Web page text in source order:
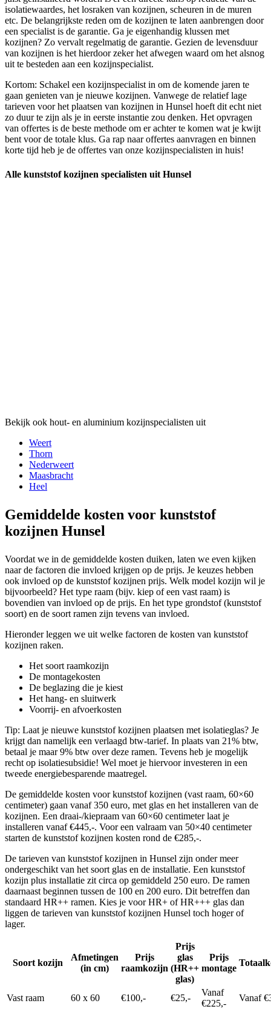
isolatiewaardes, het losraken van kozijnen, scheuren in de muren
etc. De belangrijkste reden om de kozijnen te laten aanbrengen door
een specialist is de garantie. Ga je eigenhandig klussen met
kozijnen? Zo vervalt regelmatig de garantie. Gezien de levensduur
van kozijnen is het hierdoor zeker het afwegen waard om het alsnog
uit te besteden aan een kozijnspecialist.
Kortom: Schakel een kozijnspecialist in om de komende jaren te
gaan genieten van je nieuwe kozijnen. Vanwege de relatief lage
tarieven voor het plaatsen van kozijnen in Hunsel hoeft dit echt niet
zo duur te zijn als je in eerste instantie zou denken. Het opvragen
van offertes is de beste methode om er achter te komen wat je kwijt
bent voor de totale klus. Ga rap naar offertes aanvragen en binnen
korte tijd heb je de offertes van onze kozijnspecialisten in huis!
Alle kunststof kozijnen specialisten uit Hunsel
Bekijk ook hout- en aluminium kozijnspecialisten uit
Weert
Thorn
Nederweert
Maasbracht
Heel
Gemiddelde kosten voor kunststof
kozijnen Hunsel
Voordat we in de gemiddelde kosten duiken, laten we even kijken
naar de factoren die invloed krijgen op de prijs. Je keuzes hebben
ook invloed op de kunststof kozijnen prijs. Welk model kozijn wil je
bijvoorbeeld? Het type raam (bijv. kiep of een vast raam) is
bovendien van invloed op de prijs. En het type grondstof (kunststof
soort) en de soort ramen zijn tevens van invloed.
Hieronder leggen we uit welke factoren de kosten van kunststof
kozijnen raken.
Het soort raamkozijn
De montagekosten
De beglazing die je kiest
Het hang- en sluitwerk
Voorrij- en afvoerkosten
Tip: Laat je nieuwe kunststof kozijnen plaatsen met isolatieglas? Je
krijgt dan namelijk een verlaagd btw-tarief. In plaats van 21% btw,
betaal je maar 9% btw over deze ramen. Tevens heb je mogelijk
recht op isolatiesubsidie! Wel moet je hiervoor investeren in een
tweede energiebesparende maatregel.
De gemiddelde kosten voor kunststof kozijnen (vast raam, 60×60
centimeter) gaan vanaf 350 euro, met glas en het installeren van de
kozijnen. Een draai-/kiepraam van 60×60 centimeter laat je
installeren vanaf €445,-. Voor een valraam van 50×40 centimeter
starten de kunststof kozijnen kosten rond de €285,-.
De tarieven van kunststof kozijnen in Hunsel zijn onder meer
ondergeschikt van het soort glas en de installatie. Een kunststof
kozijn plus installatie zit circa op gemiddeld 250 euro. De ramen
daarnaast beginnen tussen de 100 en 200 euro. Dit betreffen dan
standaard HR++ ramen. Kies je voor HR+ of HR+++ glas dan
liggen de tarieven van kunststof kozijnen Hunsel toch hoger of
lager.
Soort kozijn
Afmetingen
(in cm)
Prijs
raamkozijn
Prijs
glas
(HR++
glas)
Prijs
montage
Vast raam 60 x 60 €100,- €25,-
Vanaf
€225,-
Vanaf